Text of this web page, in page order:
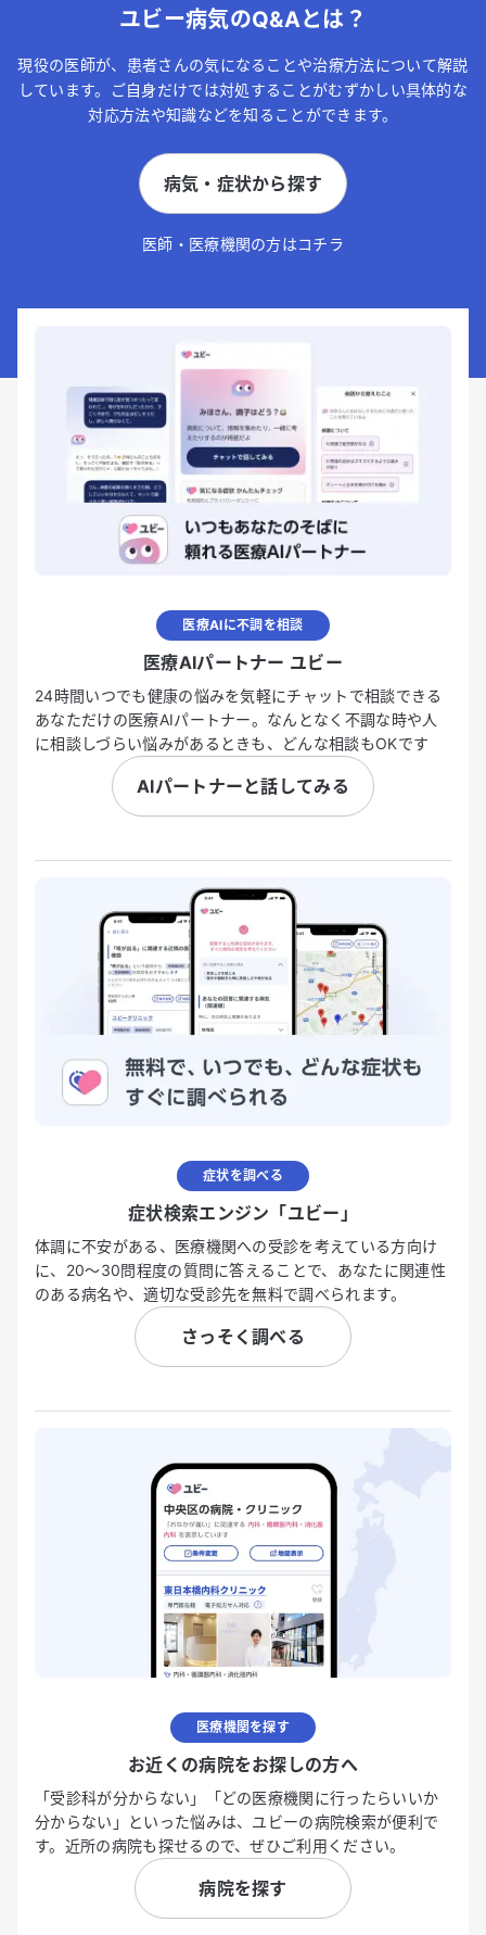
ユビー病気のQ&Aとは？
現役の医師が、患者さんの気になることや治療方法について解説
しています。ご自身だけでは対処することがむずかしい具体的な
対応方法や知識などを知ることができます。
病気・症状から探す
医師・医療機関の方はコチラ
医療AIに不調を相談
医療AIパートナー ユビー
24時間いつでも健康の悩みを気軽にチャットで相談できる
あなただけの医療AIパートナー。なんとなく不調な時や人
に相談しづらい悩みがあるときも、どんな相談もOKです
AIパートナーと話してみる
症状を調べる
症状検索エンジン「ユビー」
体調に不安がある、医療機関への受診を考えている方向け
に、20〜30問程度の質問に答えることで、あなたに関連性
のある病名や、適切な受診先を無料で調べられます。
さっそく調べる
医療機関を探す
お近くの病院をお探しの方へ
「受診科が分からない」「どの医療機関に行ったらいいか
分からない」といった悩みは、ユビーの病院検索が便利で
す。近所の病院も探せるので、ぜひご利用ください。
病院を探す